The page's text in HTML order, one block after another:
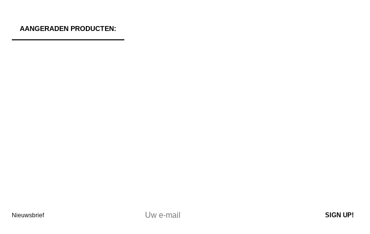
AANGERADEN PRODUCTEN:
Nieuwsbrief